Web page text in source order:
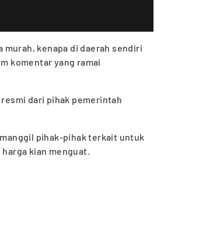
murah, kenapa di daerah sendiri
komentar yang ramai
dari pihak pemerintah
pihak-pihak terkait untuk
kian menguat.